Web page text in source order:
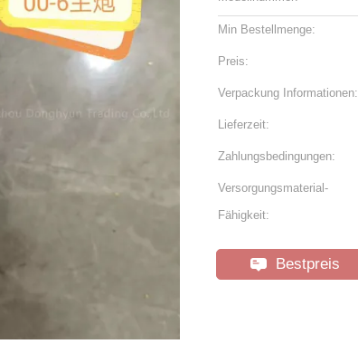
Min Bestellmenge:
Preis:
Verpackung Informationen:
Lieferzeit:
Zahlungsbedingungen:
Versorgungsmaterial-
Fähigkeit:
Bestpreis